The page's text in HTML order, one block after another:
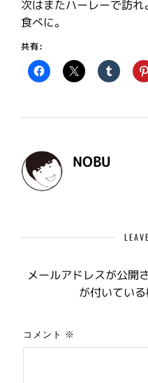
次はまたハーレーで訪
食べに。
共有:
NOBU
メールアドレスが公開
が付いてい
コメント ※